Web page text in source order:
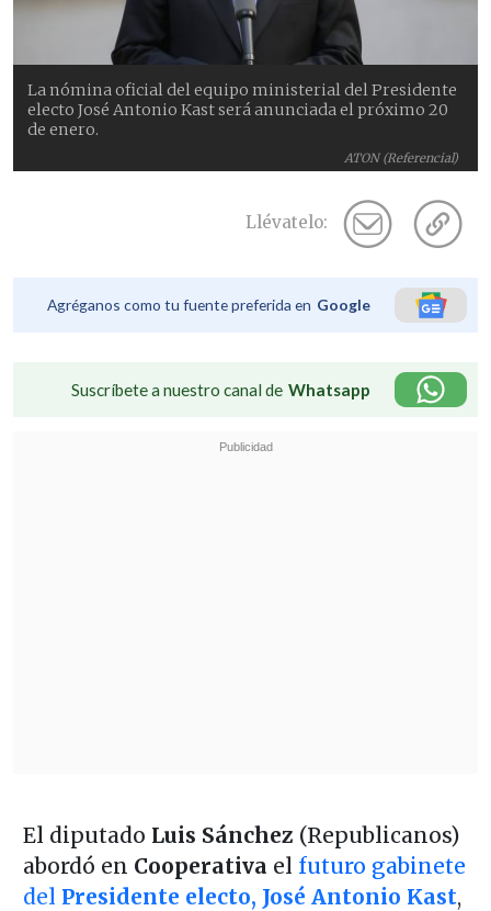
ATON (Referencial)
La nómina oficial del equipo ministerial del Presidente
electo José Antonio Kast será anunciada el próximo 20
de enero.
Llévatelo:
Agréganos como tu fuente preferida en Google
Suscríbete a nuestro canal de Whatsapp
El diputado Luis Sánchez (Republicanos)
abordó en Cooperativa el futuro gabinete
del Presidente electo, José Antonio Kast,